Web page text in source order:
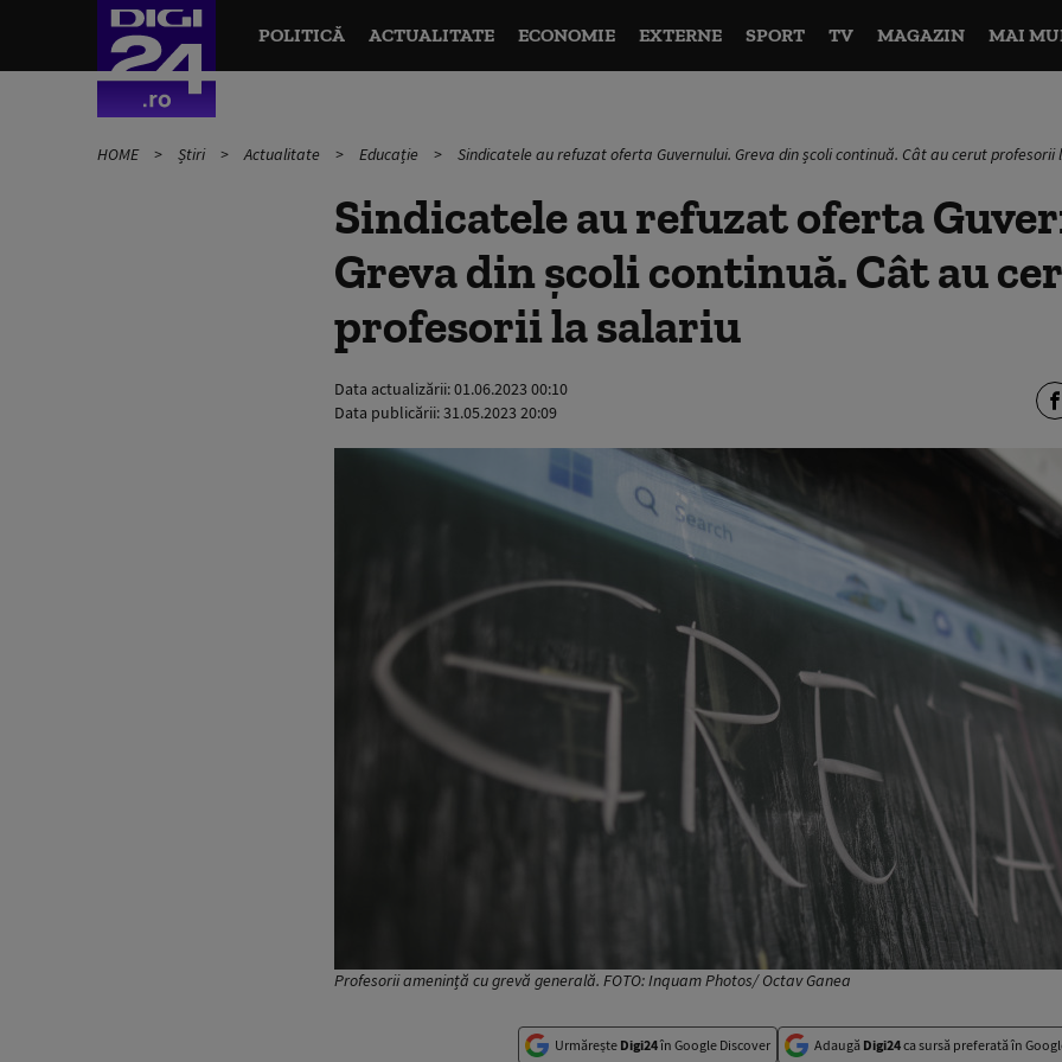
POLITICĂ ACTUALITATE ECONOMIE EXTERNE SPORT TV MAGAZIN MAI
HOME Știri Actualitate Educație Sindicatele au refuzat oferta Guvernului. Greva din școli continuă. Cât au cerut profesorii
Sindicatele au refuzat oferta
Greva din școli continuă. Cât au
profesorii la salariu
Data actualizării:01.06.2023 00:10
Data publicării:31.05.2023 20:09
Profesorii amenință cu grevă generală. FOTO: Inquam Photos/ Octav Ganea
Urmărește Digi24în Google Discover Adaugă Digi24ca sursă preferată în